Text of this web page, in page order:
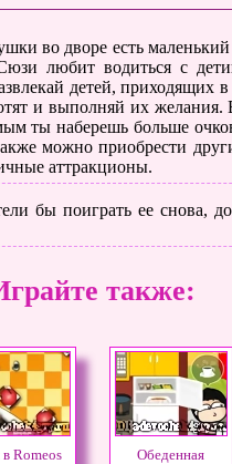
во дворе есть
любит водиться с
детей, приходящих
и выполняй их желания.
ты наберешь больше
можно приобрести
аттракционы.
бы поиграть ее снова,
также:
Romeos
Обеденная